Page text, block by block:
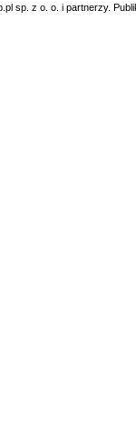
sp. z o. o. i partnerzy.